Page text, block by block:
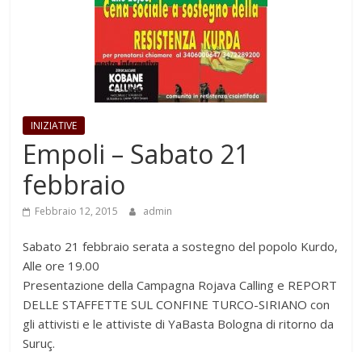
INIZIATIVE
Empoli – Sabato 21
febbraio
Febbraio 12, 2015 admin
Sabato 21 febbraio serata a sostegno del popolo Kurdo,
Alle ore 19.00
Presentazione della Campagna Rojava Calling e REPORT
DELLE STAFFETTE SUL CONFINE TURCO-SIRIANO con
gli attivisti e le attiviste di YaBasta Bologna di ritorno da
Suruç.